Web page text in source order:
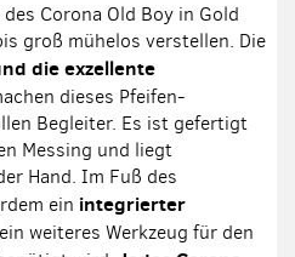
Corona Old Boy in Gold
groß mühelos verstellen. Die
die exzellente
dieses Pfeifen-
Begleiter. Es ist gefertigt
Messing und liegt
Hand. Im Fuß des
ein integrierter
weiteres Werkzeug für den